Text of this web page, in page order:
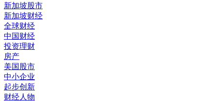
新加坡股市
新加坡财经
全球财经
中国财经
投资理财
房产
美国股市
中小企业
起步创新
财经人物